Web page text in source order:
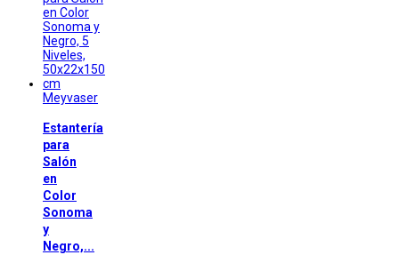
Meyvaser
Estantería
para
Salón
en
Color
Sonoma
y
Negro,...